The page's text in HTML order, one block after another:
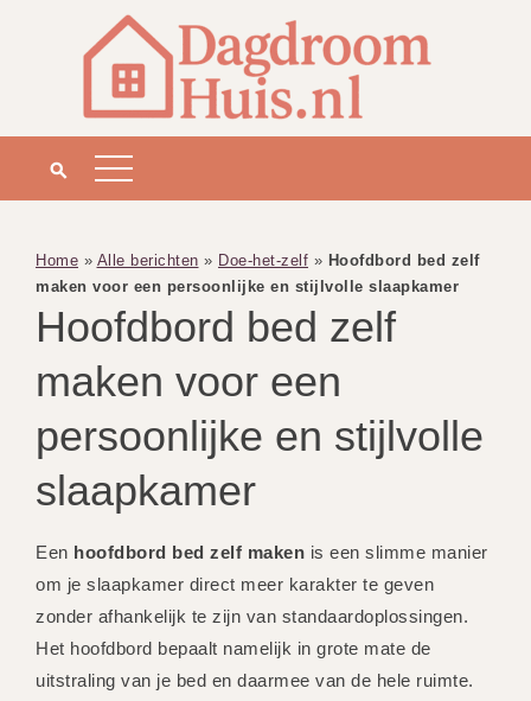
Home » Alle berichten » Doe-het-zelf » Hoofdbord bed zelf
maken voor een persoonlijke en stijlvolle slaapkamer
Hoofdbord bed zelf
maken voor een
persoonlijke en stijlvolle
slaapkamer
Een hoofdbord bed zelf maken is een slimme manier
om je slaapkamer direct meer karakter te geven
zonder afhankelijk te zijn van standaardoplossingen.
Het hoofdbord bepaalt namelijk in grote mate de
uitstraling van je bed en daarmee van de hele ruimte.